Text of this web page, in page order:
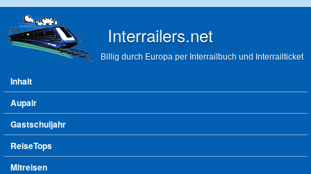
Interrailers.net
Billig durch Europa per Interrailbuch und Interrailticket
Hauptmenü
Inhalt
Aupair
Gastschuljahr
ReiseTops
Mitreisen